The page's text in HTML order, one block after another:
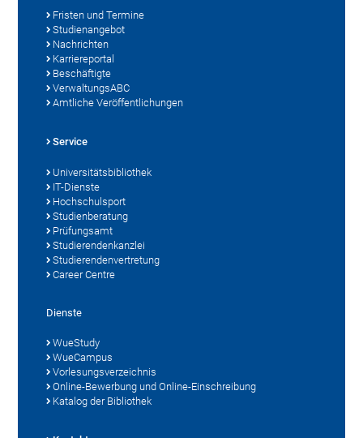
Fristen und Termine
Studienangebot
Nachrichten
Karriereportal
Beschäftigte
VerwaltungsABC
Amtliche Veröffentlichungen
Service
Universitätsbibliothek
IT-Dienste
Hochschulsport
Studienberatung
Prüfungsamt
Studierendenkanzlei
Studierendenvertretung
Career Centre
Dienste
WueStudy
WueCampus
Vorlesungsverzeichnis
Online-Bewerbung und Online-Einschreibung
Katalog der Bibliothek